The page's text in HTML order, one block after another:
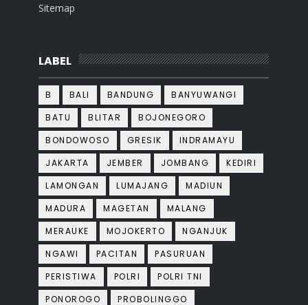
Sitemap
LABEL
B BALI BANDUNG
BANYUWANGI
BATU
BLITAR
BOJONEGORO
BONDOWOSO
GRESIK
INDRAMAYU
JAKARTA
JEMBER JOMBANG
KEDIRI
LAMONGAN
LUMAJANG
MADIUN
MADURA
MAGETAN
MALANG
MERAUKE
MOJOKERTO
NGANJUK
NGAWI
PACITAN
PASURUAN
PERISTIWA
POLRI
POLRI TNI
PONOROGO
PROBOLINGGO